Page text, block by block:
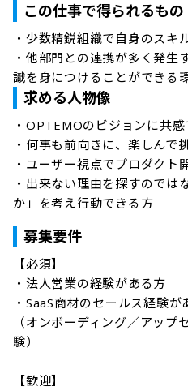
この仕事で得られるもの
・少数精鋭組織で自身のスキ
・他部門との連携が多く発
識を身につけることができる
求める人物像
・OPTEMOのビジョンに共
・何事も前向きに、楽しんで
・ユーザー視点でプロダクト
・出来ない理由を探すのでは
か」を考え行動できる方
募集要件
【必須】
・法人営業の経験がある方
・SaaS商材のセールス経験が
（オンボーディング／アッ
験）
【歓迎】